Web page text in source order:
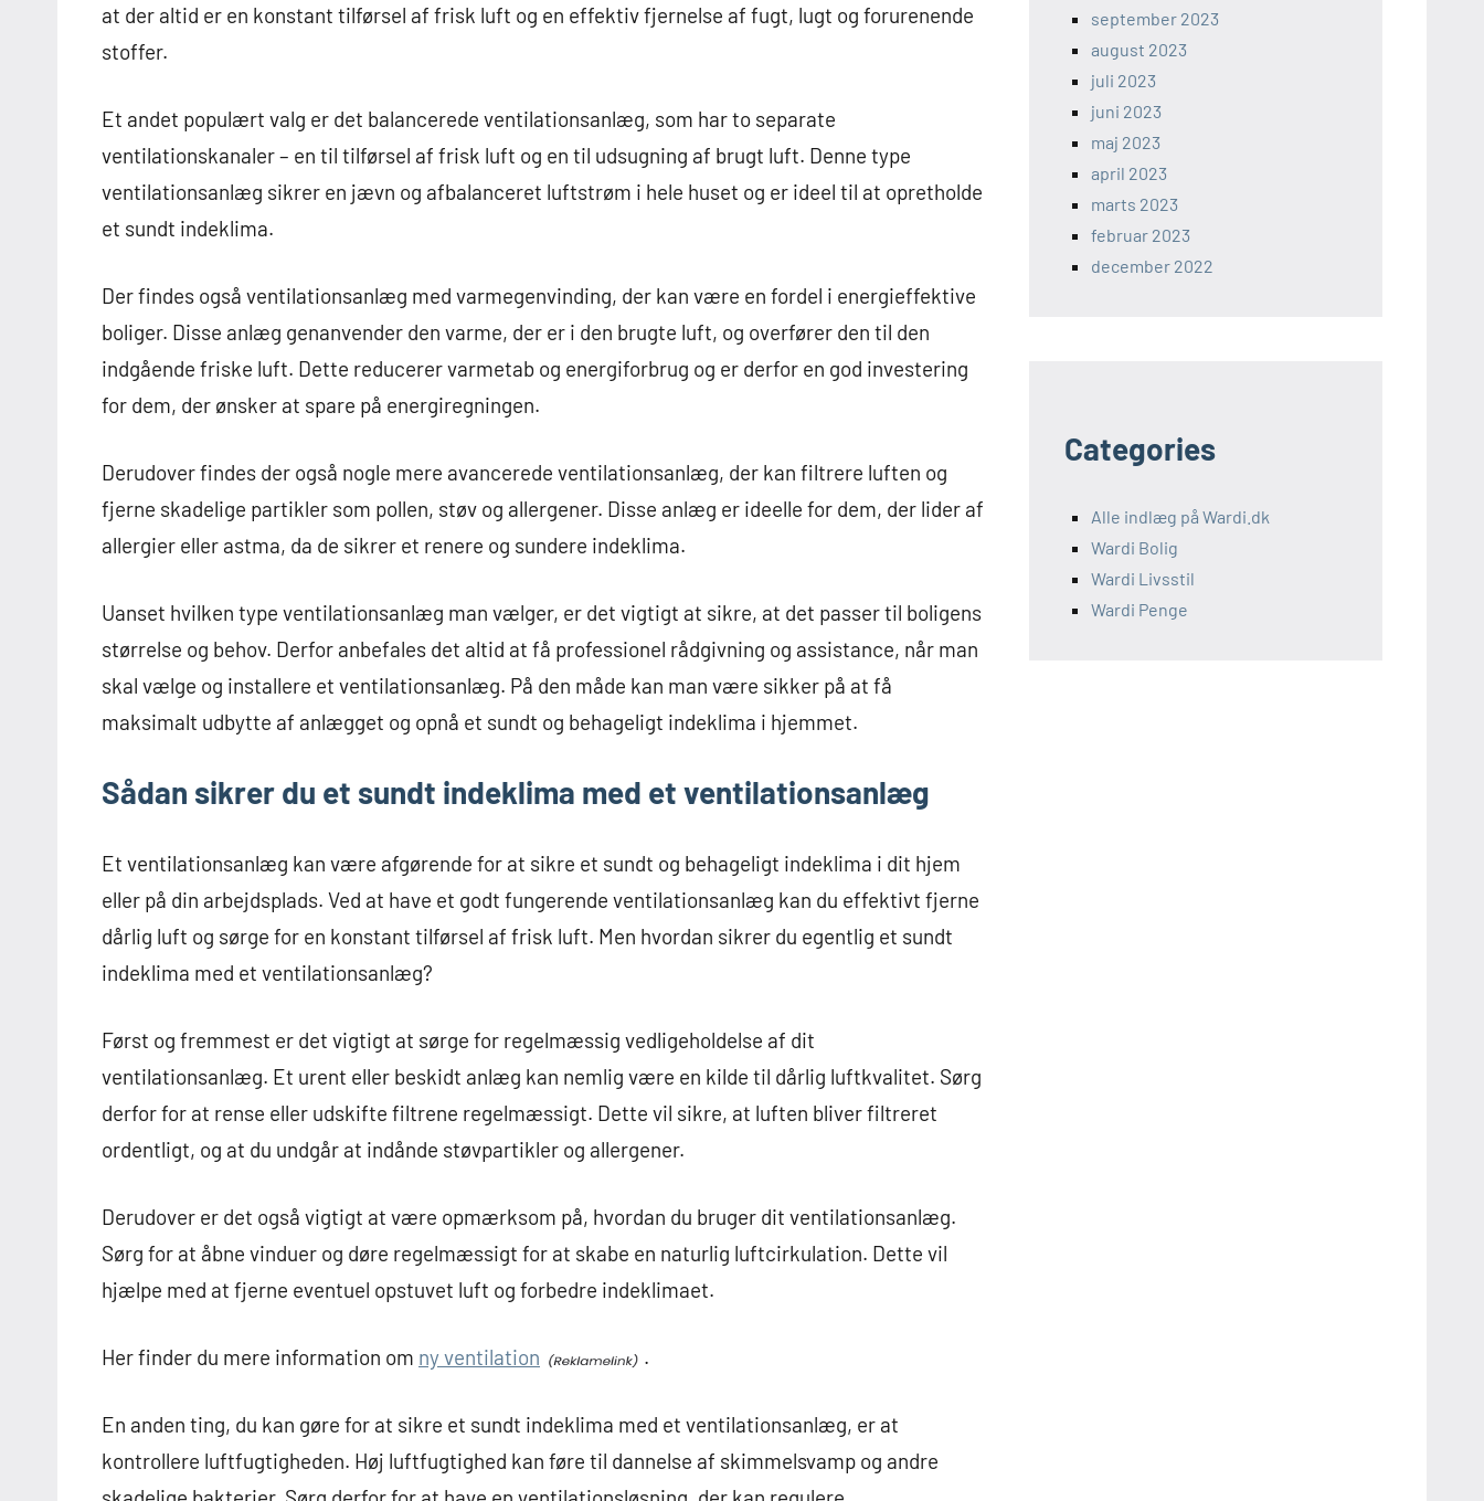
at der altid er en konstant tilførsel af frisk luft og en effektiv fjernelse af fugt, lugt og forurenende
stoffer.
Et andet populært valg er det balancerede ventilationsanlæg, som har to separate
ventilationskanaler – en til tilførsel af frisk luft og en til udsugning af brugt luft. Denne type
ventilationsanlæg sikrer en jævn og afbalanceret luftstrøm i hele huset og er ideel til at opretholde
et sundt indeklima.
Der findes også ventilationsanlæg med varmegenvinding, der kan være en fordel i energieffektive
boliger. Disse anlæg genanvender den varme, der er i den brugte luft, og overfører den til den
indgående friske luft. Dette reducerer varmetab og energiforbrug og er derfor en god investering
for dem, der ønsker at spare på energiregningen.
Derudover findes der også nogle mere avancerede ventilationsanlæg, der kan filtrere luften og
fjerne skadelige partikler som pollen, støv og allergener. Disse anlæg er ideelle for dem, der lider af
allergier eller astma, da de sikrer et renere og sundere indeklima.
Uanset hvilken type ventilationsanlæg man vælger, er det vigtigt at sikre, at det passer til boligens
størrelse og behov. Derfor anbefales det altid at få professionel rådgivning og assistance, når man
skal vælge og installere et ventilationsanlæg. På den måde kan man være sikker på at få
maksimalt udbytte af anlægget og opnå et sundt og behageligt indeklima i hjemmet.
Sådan sikrer du et sundt indeklima med et ventilationsanlæg
Et ventilationsanlæg kan være afgørende for at sikre et sundt og behageligt indeklima i dit hjem
eller på din arbejdsplads. Ved at have et godt fungerende ventilationsanlæg kan du effektivt fjerne
dårlig luft og sørge for en konstant tilførsel af frisk luft. Men hvordan sikrer du egentlig et sundt
indeklima med et ventilationsanlæg?
Først og fremmest er det vigtigt at sørge for regelmæssig vedligeholdelse af dit
ventilationsanlæg. Et urent eller beskidt anlæg kan nemlig være en kilde til dårlig luftkvalitet. Sørg
derfor for at rense eller udskifte filtrene regelmæssigt. Dette vil sikre, at luften bliver filtreret
ordentligt, og at du undgår at indånde støvpartikler og allergener.
Derudover er det også vigtigt at være opmærksom på, hvordan du bruger dit ventilationsanlæg.
Sørg for at åbne vinduer og døre regelmæssigt for at skabe en naturlig luftcirkulation. Dette vil
hjælpe med at fjerne eventuel opstuvet luft og forbedre indeklimaet.
Her finder du mere information om ny ventilation .
En anden ting, du kan gøre for at sikre et sundt indeklima med et ventilationsanlæg, er at
kontrollere luftfugtigheden. Høj luftfugtighed kan føre til dannelse af skimmelsvamp og andre
september 2023
august 2023
juli 2023
juni 2023
maj 2023
april 2023
marts 2023
februar 2023
december 2022
Categories
Alle indlæg på Wardi.dk
Wardi Bolig
Wardi Livsstil
Wardi Penge